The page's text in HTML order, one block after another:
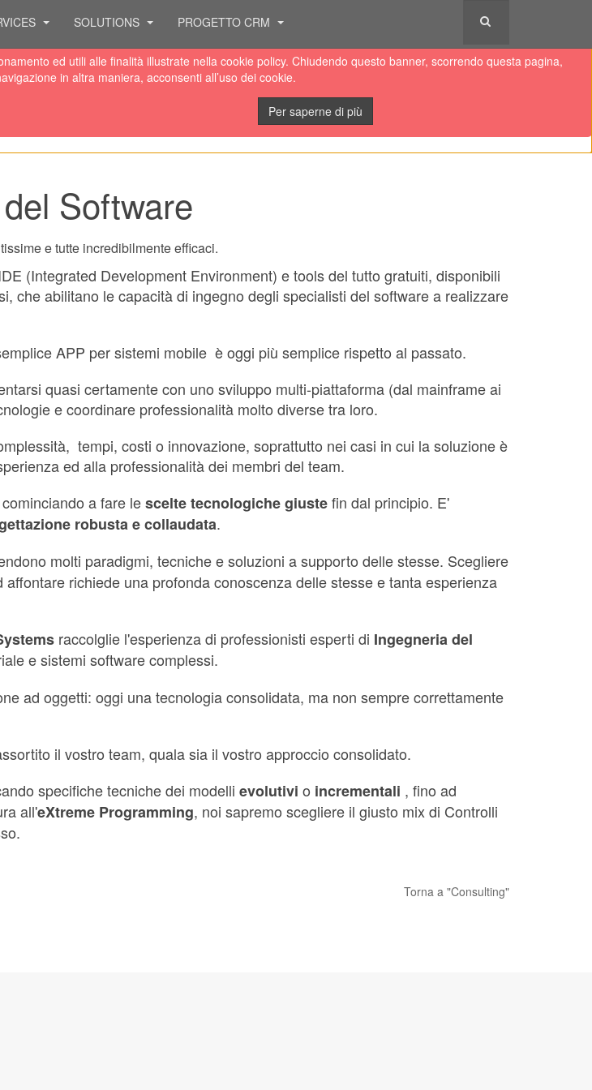
ed utili alle finalità illustrate nella cookie policy. Chiudendo questo banner, scorrendo questa pagina,
in altra maniera, acconsenti all’uso dei cookie.
Per saperne di più
SOLUTIONS PROGETTO CRM
Software
e tutte incredibilmente efficaci.
(Integrated Development Environment) e tools del tutto gratuiti, disponibili
che abilitano le capacità di ingegno degli specialisti del software a realizzare
APP per sistemi mobile è oggi più semplice rispetto al passato.
quasi certamente con uno sviluppo multi-piattaforma (dal mainframe ai
e coordinare professionalità molto diverse tra loro.
tempi, costi o innovazione, soprattutto nei casi in cui la soluzione è
ed alla professionalità dei membri del team.
a fare lescelte tecnologiche giustefin dal principio. E'
robusta e collaudata.
molti paradigmi, tecniche e soluzioni a supporto delle stesse. Scegliere
richiede una profonda conoscenza delle stesse e tanta esperienza
raccolglie l'esperienza di professionisti esperti di Ingegneria del
e sistemi software complessi.
ad oggetti: oggi una tecnologia consolidata, ma non sempre correttamente
il vostro team, quala sia il vostro approccio consolidato.
specifiche tecniche dei modelli evolutivi o incrementali , fino ad
all'eXtreme Programming, noi sapremo scegliere il giusto mix di Controlli
Torna a "Consulting"